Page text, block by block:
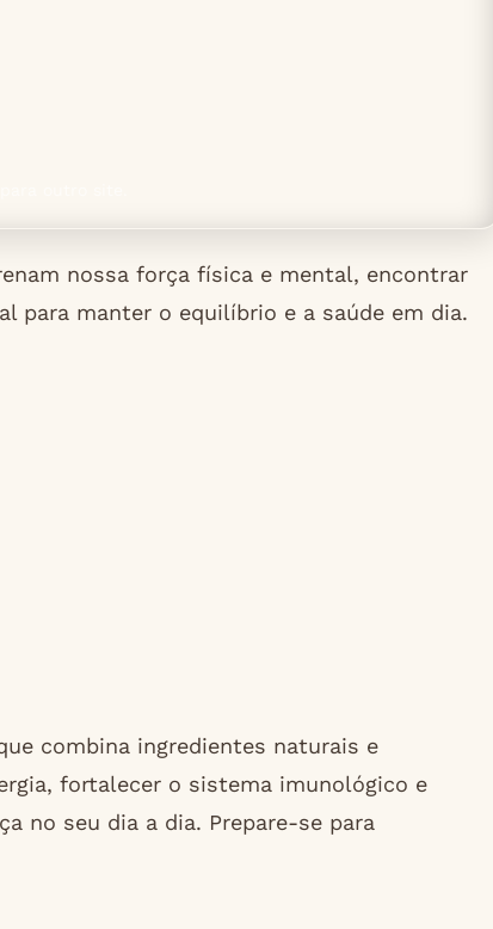
nossa força física e mental, encontrar
para manter o equilíbrio e a saúde em dia.
combina ingredientes naturais e
fortalecer o sistema imunológico e
no seu dia a dia. Prepare-se para